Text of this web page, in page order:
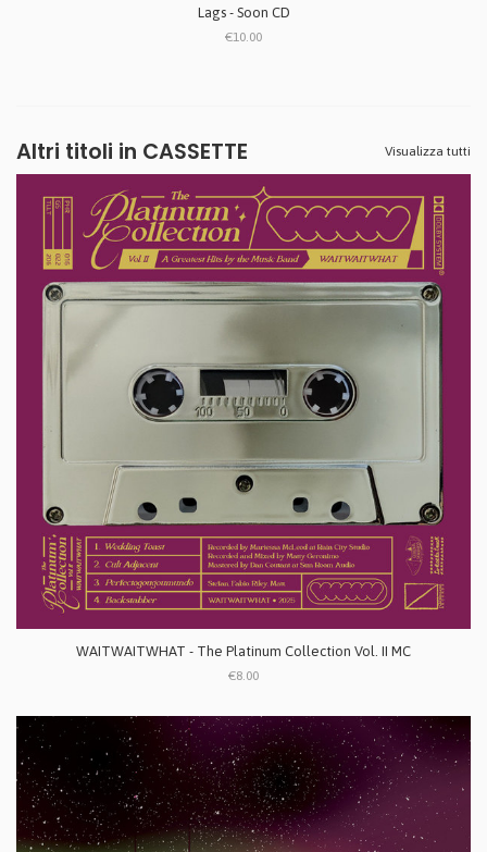
Lags - Soon CD
€10.00
Altri titoli in CASSETTE Visualizza tutti
WAITWAITWHAT - The Platinum Collection Vol. II MC
€8.00